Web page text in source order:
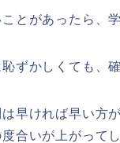
とがあったら、
ずかしくても、
は早ければ早い方
合いが上がって